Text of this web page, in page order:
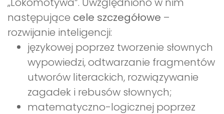
następujące cele szczegółowe –
rozwijanie inteligencji:
językowej poprzez tworzenie słownych
wypowiedzi, odtwarzanie fragmentów
utworów literackich, rozwiązywanie
zagadek i rebusów słownych;
matematyczno-logicznej poprzez